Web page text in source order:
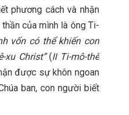
phương cách và nhận
của mình là ông Ti-
vốn có thể khiến con
xu Christ”(II Ti-mô-thê
được sự khôn ngoan
ban, con người biết